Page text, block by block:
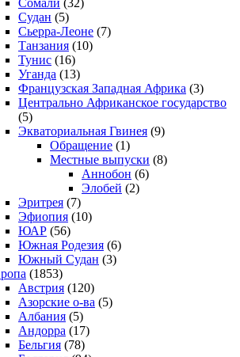
Судан (5)
Сьерра-Леоне (7)
Танзания (10)
Тунис (16)
Уганда (13)
Французская Западная Африка (3)
Центрально Африканское государство
(5)
Экваториальная Гвинея (9)
Обращение (1)
Местные выпуски (8)
Аннобон (6)
Элобей (2)
Эритрея (7)
Эфиопия (10)
ЮАР (56)
Южная Родезия (6)
Южный Судан (3)
(1853)
Австрия (120)
Азорские о-ва (5)
Албания (5)
Андорра (17)
Бельгия (78)